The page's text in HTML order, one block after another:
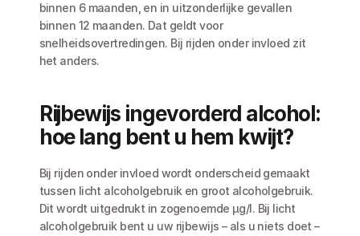
binnen 6 maanden, en in uitzonderlijke gevallen
binnen 12 maanden. Dat geldt voor
snelheidsovertredingen. Bij rijden onder invloed zit
het anders.
Rijbewijs ingevorderd alcohol:
hoe lang bent u hem kwijt?
Bij rijden onder invloed wordt onderscheid gemaakt
tussen licht alcoholgebruik en groot alcoholgebruik.
Dit wordt uitgedrukt in zogenoemde µg/l. Bij licht
alcoholgebruik bent u uw rijbewijs – als u niets doet –